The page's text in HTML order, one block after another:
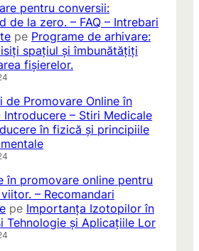
pentru conversii:
de la zero. – FAQ – Intrebari
pe Programe de arhivare:
spațiul și îmbunătățiți
fișierelor.
de Promovare Online în
Introducere – Stiri Medicale
în fizică și principiile
în promovare online pentru
– Recomandari
pe Importanța Izotopilor în
Tehnologie și Aplicațiile Lor